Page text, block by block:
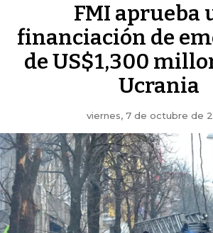
FMI aprueba
financiación de
de US$1,300
Ucrania
viernes, 7 de octubre de